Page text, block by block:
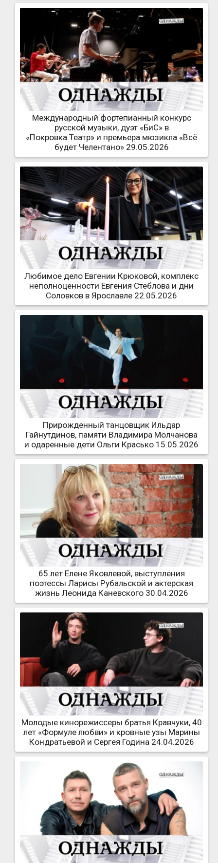
Международный фортепианный конкурс
русской музыки, дуэт «БиС» в
«Покровка.Театр» и премьера мюзикла «Всё
будет Челентано» 29.05.2026
Любимое дело Евгении Крюковой, комплекс
неполноценности Евгения Стеблова и дни
Соловков в Ярославле 22.05.2026
Прирожденный танцовщик Ильдар
Гайнутдинов, памяти Владимира Молчанова
и одаренные дети Ольги Красько 15.05.2026
65 лет Елене Яковлевой, выступления
поэтессы Ларисы Рубальской и актерская
жизнь Леонида Каневского 30.04.2026
Молодые кинорежиссеры братья Кравчуки, 40
лет «Формуле любви» и кровные узы Марины
Кондратьевой и Сергея Година 24.04.2026